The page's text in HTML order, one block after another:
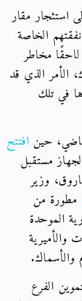
مقار
الخاصة
لاحقًا مخاطر
الأمر الذي قد
في تلك
افتتح
مستقبل
وزير
مطورة من
الموحدة
والأسماك.
الفرع